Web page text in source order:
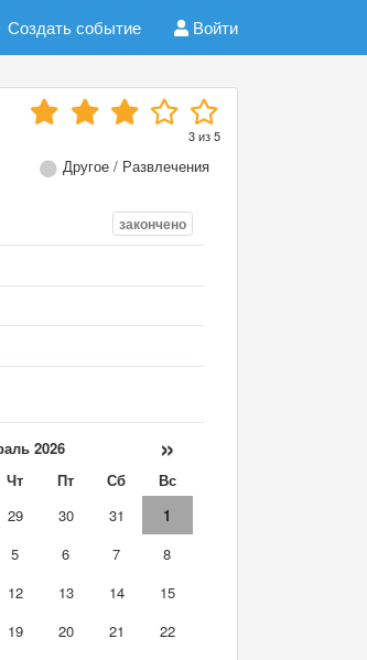
Создать событие Войти
3из5
Другое / Развлечения
закончено
2026 »
Чт Пт Сб
Вс
29 30 31
1
5 6 7
8
12 13 14
15
19 20 21
22